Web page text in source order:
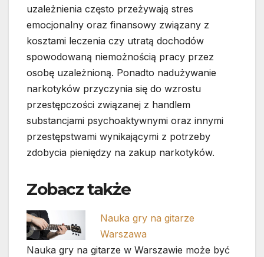
uzależnienia często przeżywają stres
emocjonalny oraz finansowy związany z
kosztami leczenia czy utratą dochodów
spowodowaną niemożnością pracy przez
osobę uzależnioną. Ponadto nadużywanie
narkotyków przyczynia się do wzrostu
przestępczości związanej z handlem
substancjami psychoaktywnymi oraz innymi
przestępstwami wynikającymi z potrzeby
zdobycia pieniędzy na zakup narkotyków.
Zobacz także
Nauka gry na gitarze
Warszawa
Nauka gry na gitarze w Warszawie może być